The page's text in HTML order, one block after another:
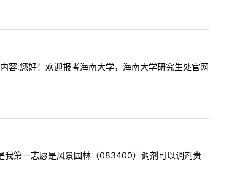
:您好！欢迎报考海南大学，海南大学研究生处官网
第一志愿是风景园林（083400）调剂可以调剂贵